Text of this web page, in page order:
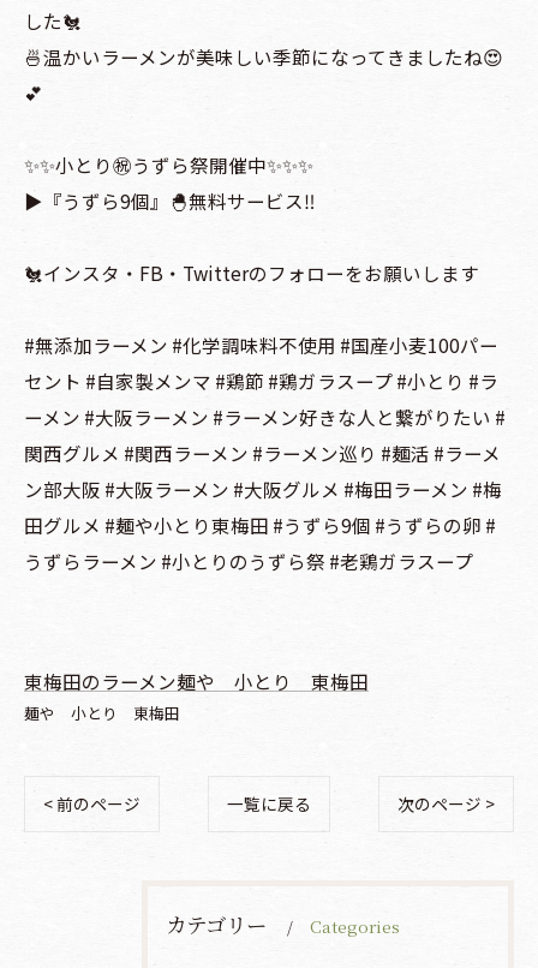
した🐔
🍜温かいラーメンが美味しい季節になってきましたね😍
💕
✨✨小とり㊗️うずら祭開催中✨✨✨
▶️『うずら9個』🐣無料サービス‼
🐔インスタ・FB・Twitterのフォローをお願いします
#無添加ラーメン #化学調味料不使用 #国産小麦100パー
セント #自家製メンマ #鶏節 #鶏ガラスープ #小とり #ラ
ーメン #大阪ラーメン #ラーメン好きな人と繋がりたい #
関西グルメ #関西ラーメン #ラーメン巡り #麺活 #ラーメ
ン部大阪 #大阪ラーメン #大阪グルメ #梅田ラーメン #梅
田グルメ #麺や小とり東梅田 #うずら9個 #うずらの卵 #
うずらラーメン #小とりのうずら祭 #老鶏ガラスープ
東梅田のラーメン麺や 小とり 東梅田
麺や 小とり 東梅田
< 前のページ 一覧に戻る 次のページ >
カテゴリー Categories